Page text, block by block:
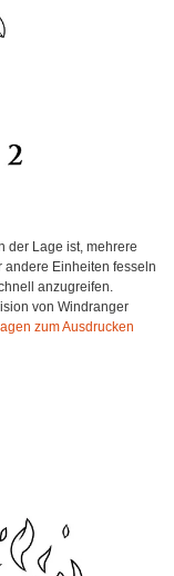
der Lage ist, mehrere
andere Einheiten fesseln
anzugreifen.
von Windranger
zum Ausdrucken